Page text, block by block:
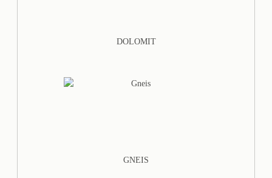
DOLOMIT
GNEIS